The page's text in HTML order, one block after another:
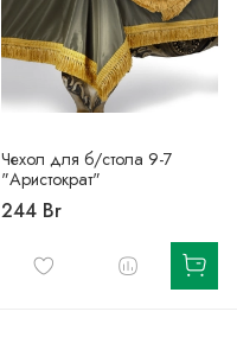
Чехол для б/стола 9-7
"Аристократ"
244 Br